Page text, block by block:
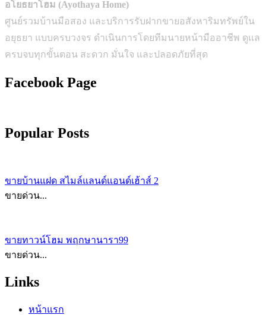
อโยธยาโฮม (Ayothaya Home)
ศูนย์รวมบ้านมือสอง และบริการรับฝากขายอสังหาริมทรัพย์ใน
อยุธยา แบบครบวงจร ดำเนินการโดยทีมนายหน้ามืออาชีพ ดูแล
ครบจบทุกขั้นตอน สะดวก มั่นใจ และปลอดภัยที่สุด
Facebook Page
Popular Posts
ขายบ้านแฝด สไมล์แลนด์แอนด์เฮ้าส์ 2
ขายด่วน...
ขายทาวน์โฮม พฤกษานารา99
ขายด่วน...
Links
หน้าแรก